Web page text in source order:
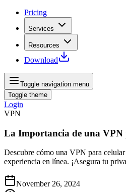
Pricing
Services
Resources
Download
Toggle navigation menu
Toggle theme
Login
VPN
La Importancia de una
Descubre cómo una VPN para
experiencia en línea. ¡Asegura tu
November 26, 2024